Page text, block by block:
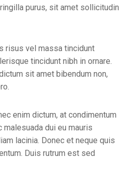
purus, sit amet sollicitudin
risus vel massa tincidunt
tincidunt nibh in ornare.
sit amet bibendum non,
enim dictum, at condimentum
malesuada dui eu mauris
lacinia. Donec et neque quis
Duis rutrum est sed